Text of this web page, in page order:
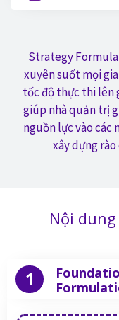
Strategy
xuyên suốt mọi
tốc độ thực thi lên
giúp nhà quản trị
nguồn lực vào
xây dựng
Nội
1